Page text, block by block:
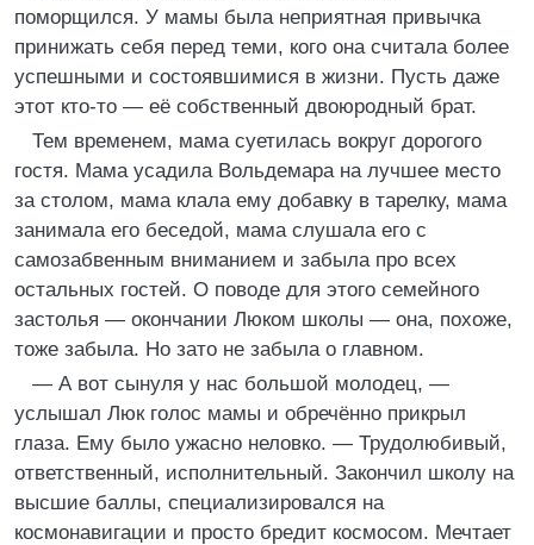
поморщился. У мамы была неприятная привычка
принижать себя перед теми, кого она считала более
успешными и состоявшимися в жизни. Пусть даже
этот кто-то — её собственный двоюродный брат.
Тем временем, мама суетилась вокруг дорогого
гостя. Мама усадила Вольдемара на лучшее место
за столом, мама клала ему добавку в тарелку, мама
занимала его беседой, мама слушала его с
самозабвенным вниманием и забыла про всех
остальных гостей. О поводе для этого семейного
застолья — окончании Люком школы — она, похоже,
тоже забыла. Но зато не забыла о главном.
— А вот сынуля у нас большой молодец, —
услышал Люк голос мамы и обречённо прикрыл
глаза. Ему было ужасно неловко. — Трудолюбивый,
ответственный, исполнительный. Закончил школу на
высшие баллы, специализировался на
космонавигации и просто бредит космосом. Мечтает